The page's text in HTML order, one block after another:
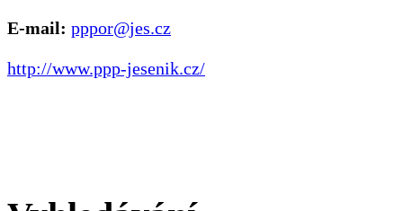
E-mail: pppor@jes.cz
http://www.ppp-jesenik.cz/